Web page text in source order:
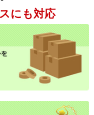
にも対応